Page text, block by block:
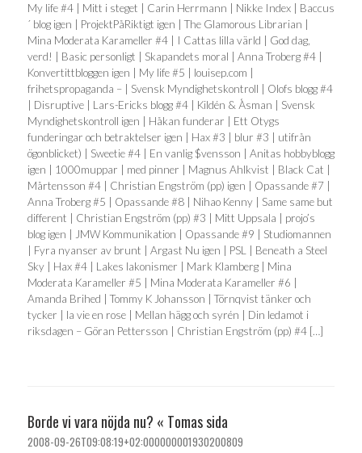
My life #4 | Mitt i steget | Carin Herrmann | Nikke Index | Baccus
´ blog igen | ProjektPåRiktigt igen | The Glamorous Librarian |
Mina Moderata Karameller #4 | I Cattas lilla värld | God dag,
verd! | Basic personligt | Skapandets moral | Anna Troberg #4 |
Konvertittbloggen igen | My life #5 | louisep.com |
frihetspropaganda – | Svensk Myndighetskontroll | Olofs blogg #4
| Disruptive | Lars-Ericks blogg #4 | Kildén & Åsman | Svensk
Myndighetskontroll igen | Håkan funderar | Ett Otygs
funderingar och betraktelser igen | Hax #3 | blur #3 | utifrån
ögonblicket) | Sweetie #4 | En vanlig $vensson | Anitas hobbyblogg
igen | 1000muppar | med pinner | Magnus Ahlkvist | Black Cat |
Mårtensson #4 | Christian Engström (pp) igen | Opassande #7 |
Anna Troberg #5 | Opassande #8 | Nihao Kenny | Same same but
different | Christian Engström (pp) #3 | Mitt Uppsala | projo’s
blog igen | JMW Kommunikation | Opassande #9 | Studiomannen
| Fyra nyanser av brunt | Argast Nu igen | PSL | Beneath a Steel
Sky | Hax #4 | Lakes lakonismer | Mark Klamberg | Mina
Moderata Karameller #5 | Mina Moderata Karameller #6 |
Amanda Brihed | Tommy K Johansson | Törnqvist tänker och
tycker | la vie en rose | Mellan hägg och syrén | Din ledamot i
riksdagen – Göran Pettersson | Christian Engström (pp) #4 […]
Borde vi vara nöjda nu? « Tomas sida
2008-09-26T09:08:19+02:000000001930200809